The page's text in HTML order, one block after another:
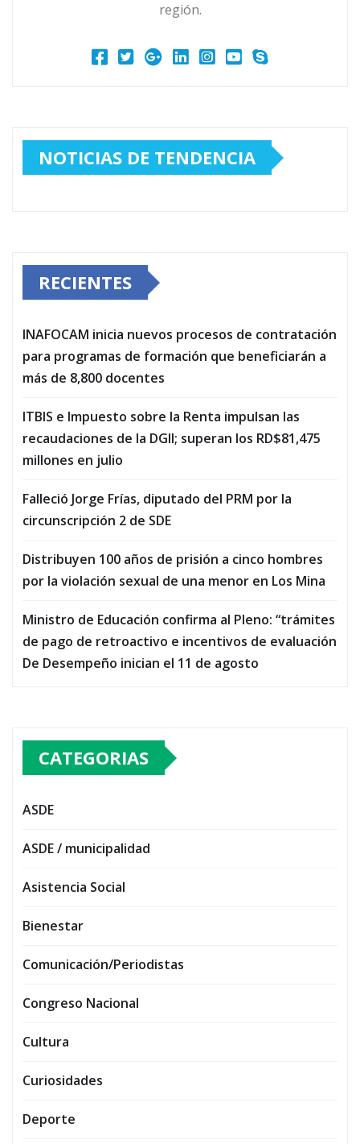
región.
NOTICIAS DE TENDENCIA
RECIENTES
INAFOCAM inicia nuevos procesos de contratación
para programas de formación que beneficiarán a
más de 8,800 docentes
ITBIS e Impuesto sobre la Renta impulsan las
recaudaciones de la DGII; superan los RD$81,475
millones en julio
Falleció Jorge Frías, diputado del PRM por la
circunscripción 2 de SDE
Distribuyen 100 años de prisión a cinco hombres
por la violación sexual de una menor en Los Mina
Ministro de Educación confirma al Pleno: “trámites
de pago de retroactivo e incentivos de evaluación
De Desempeño inician el 11 de agosto
CATEGORIAS
ASDE
ASDE / municipalidad
Asistencia Social
Bienestar
Comunicación/Periodistas
Congreso Nacional
Cultura
Curiosidades
Deporte